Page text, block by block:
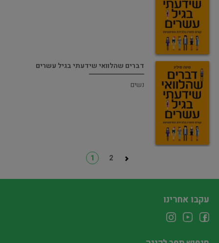
דברים שהלוואי שידעתי בגיל עשרים
נשים
1 2
עקבו אחרינו